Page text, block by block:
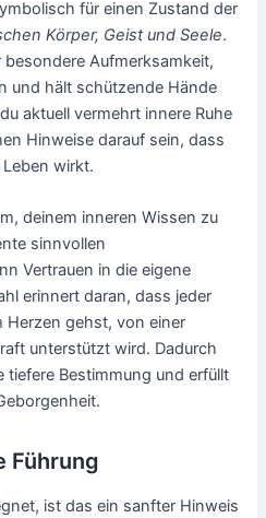
für einen Zustand der
Körper, Geist und Seele.
Aufmerksamkeit,
und hält schützende Hände
aktuell vermehrt innere Ruhe
Hinweise darauf sein, dass
wirkt.
deinem inneren Wissen zu
sinnvollen
Vertrauen in die eigene
erinnert daran, dass jeder
Herzen gehst, von einer
unterstützt wird. Dadurch
tiefere Bestimmung und erfüllt
Führung
ist das ein sanfter Hinweis